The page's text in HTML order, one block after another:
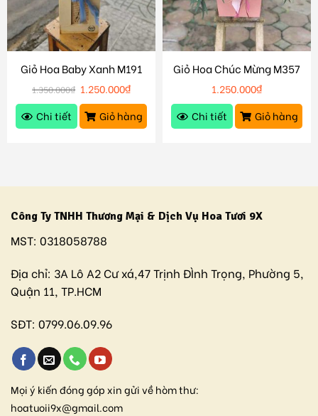
Giỏ Hoa Baby Xanh M191
1.350.000₫ 1.250.000₫
Chi tiết
Giỏ hàng
Giỏ Hoa Chúc Mừng M357
1.250.000₫
Chi tiết
Giỏ hàng
Công Ty TNHH Thương Mại & Dịch Vụ Hoa Tươi 9X
MST: 0318058788
Địa chỉ: 3A Lô A2 Cư xá,47 Trịnh ĐÌnh Trọng, Phường 5,
Quận 11, TP.HCM
SĐT: 0799.06.09.96
Mọi ý kiến đóng góp xin gửi về hòm thư:
hoatuoii9x@gmail.com